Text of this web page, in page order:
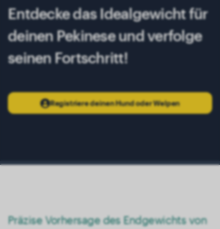
13 Monate 6.50 kg
Entdecke das Idealgewicht für
deinen Pekinese und verfolge
seinen Fortschritt!
Registriere deinen Hund oder Welpen
Präzise Vorhersage des Endgewichts von